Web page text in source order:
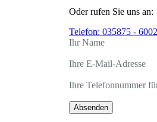
Oder rufen Sie uns an:
Telefon: 035875 -
Ihr Name
Ihre E-Mail-Adresse
Ihre Telefonnummer
Absenden